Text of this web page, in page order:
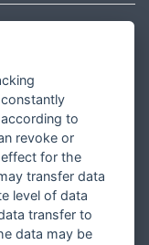
to
revoke or
for the
transfer data
level of data
transfer to
data may be